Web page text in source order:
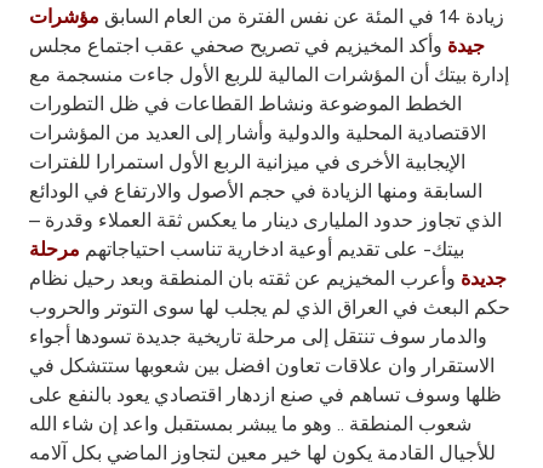
Turkey
Egypt
UK
Kingdom of Bahrain
زيادة 14 في المئة عن نفس الفترة من العام السابق
مؤشرات
جيدة وأكد المخيزيم في تصريح صحفي عقب اجتماع مجلس
إدارة بيتك أن المؤشرات المالية للربع الأول جاءت منسجمة مع
الخطط الموضوعة ونشاط القطاعات في ظل التطورات
الاقتصادية المحلية والدولية وأشار إلى العديد من المؤشرات
الإيجابية الأخرى في ميزانية الربع الأول استمرارا للفترات
السابقة ومنها الزيادة في حجم الأصول والارتفاع في الودائع
الذي تجاوز حدود المليارى دينار ما يعكس ثقة العملاء وقدرة –
بيتك- على تقديم أوعية ادخارية تناسب احتياجاتهم مرحلة
جديدة وأعرب المخيزيم عن ثقته بان المنطقة وبعد رحيل نظام
حكم البعث في العراق الذي لم يجلب لها سوى التوتر والحروب
والدمار سوف تنتقل إلى مرحلة تاريخية جديدة تسودها أجواء
الاستقرار وان علاقات تعاون افضل بين شعوبها ستتشكل في
ظلها وسوف تساهم في صنع ازدهار اقتصادي يعود بالنفع على
شعوب المنطقة .. وهو ما يبشر بمستقبل واعد إن شاء الله
للأجيال القادمة يكون لها خير معين لتجاوز الماضي بكل آلامه